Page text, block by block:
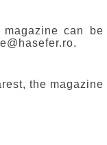
can be
the magazine